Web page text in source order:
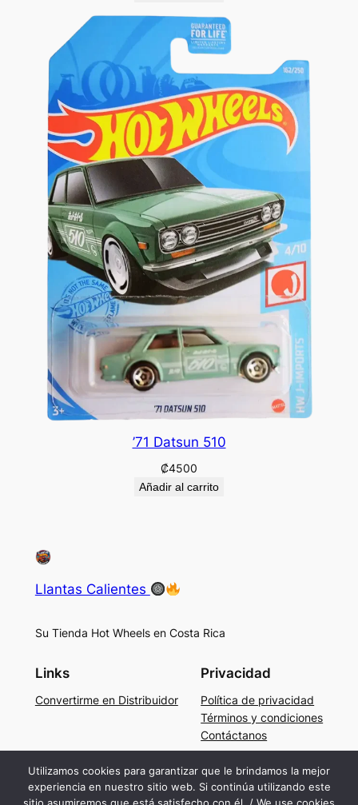
’71 Datsun 510
₡4500
Añadir al carrito
Llantas Calientes
Su Tienda Hot Wheels en Costa Rica
Links
Convertirme en Distribuidor
Privacidad
Política de privacidad
Términos y condiciones
Contáctanos
Social
Facebook
Utilizamos cookies para garantizar que le brindamos la mejor
experiencia en nuestro sitio web. Si continúa utilizando este